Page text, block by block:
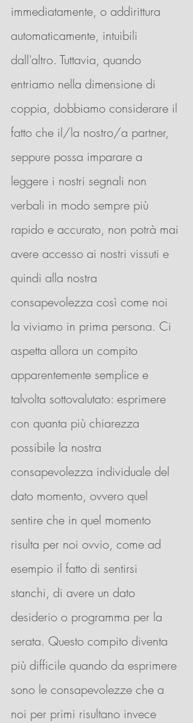
immediatamente, o addirittura
automaticamente, intuibili
dall'altro. Tuttavia, quando
entriamo nella dimensione di
coppia, dobbiamo considerare il
fatto che il/la nostro/a partner,
seppure possa imparare a
leggere i nostri segnali non
verbali in modo sempre più
rapido e accurato, non potrà mai
avere accesso ai nostri vissuti e
quindi alla nostra
consapevolezza così come noi
la viviamo in prima persona. Ci
aspetta allora un compito
apparentemente semplice e
talvolta sottovalutato: esprimere
con quanta più chiarezza
possibile la nostra
consapevolezza individuale del
dato momento, ovvero quel
sentire che in quel momento
risulta per noi ovvio, come ad
esempio il fatto di sentirsi
stanchi, di avere un dato
desiderio o programma per la
serata. Questo compito diventa
più difficile quando da esprimere
sono le consapevolezze che a
noi per primi risultano invece